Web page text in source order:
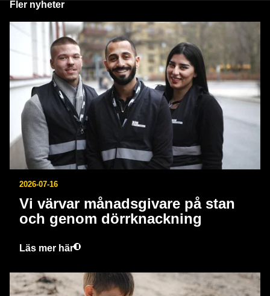
Fler nyheter
2026-07-16
Vi värvar månadsgivare på stan
och genom dörrknackning
Läs mer här